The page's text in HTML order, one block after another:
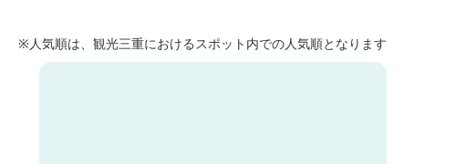
※人気順は、観光三重におけるスポット内での人気順となります